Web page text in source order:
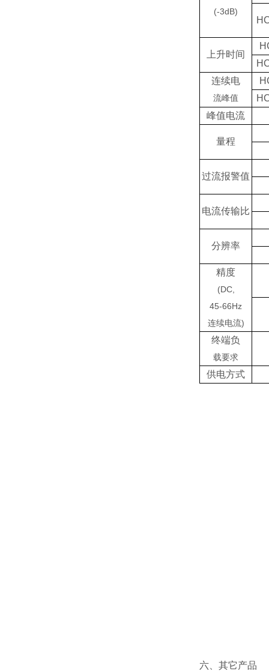
(-3dB)
上升时间
连续电
流峰值
峰值电流
量程
过流报警值
电流传输比
分辨率
精度
(DC,
45-66Hz
连续电流)
终端负
载要求
供电方式
六、其它产品